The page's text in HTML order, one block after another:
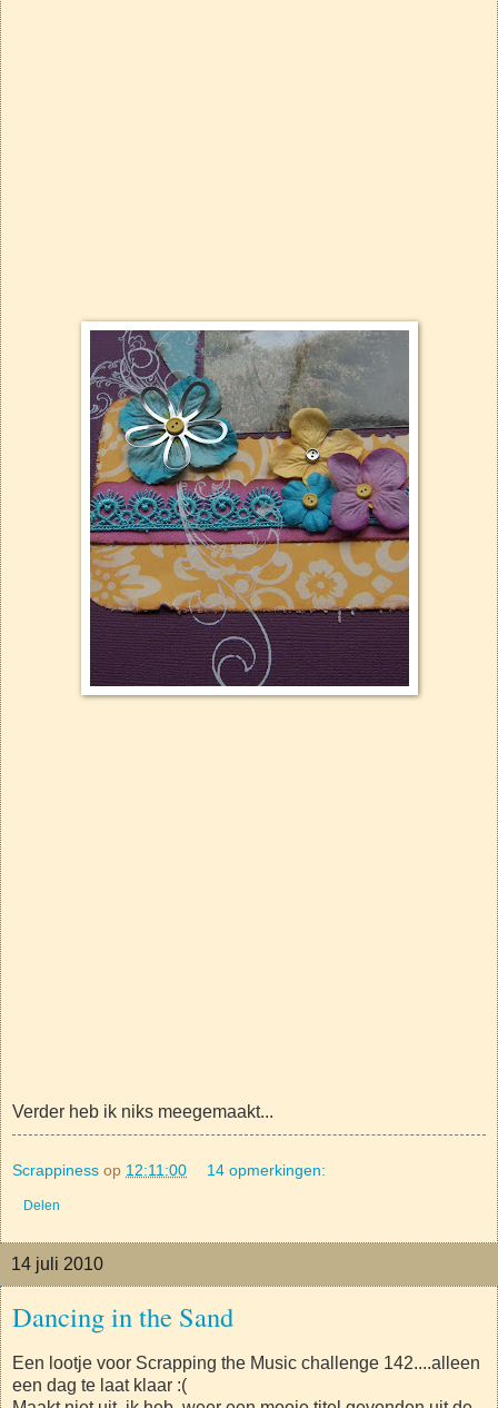
Verder heb ik niks meegemaakt...
Scrappiness op 12:11:00 14 opmerkingen:
Delen
14 juli 2010
Dancing in the Sand
Een lootje voor Scrapping the Music challenge 142....alleen
een dag te laat klaar :(